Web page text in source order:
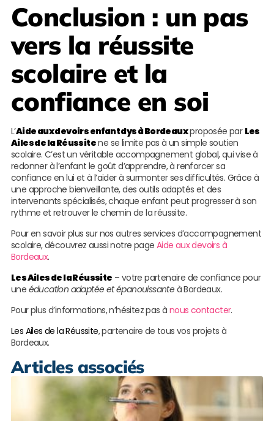
Conclusion : un pas
vers la réussite
scolaire et la
confiance en soi
L’Aide aux devoirs enfant dys à Bordeauxproposée par Les
Ailes de la Réussitene se limite pas à un simple soutien
scolaire. C’est un véritable accompagnement global, qui vise à
redonner à l’enfant le goût d’apprendre, à renforcer sa
confiance en lui et à l’aider à surmonter ses difficultés. Grâce à
une approche bienveillante, des outils adaptés et des
intervenants spécialisés, chaque enfant peut progresser à son
rythme et retrouver le chemin de la réussite.
Pour en savoir plus sur nos autres services d’accompagnement
scolaire, découvrez aussi notre page Aide aux devoirs à
Bordeaux.
Les Ailes de la Réussite – votre partenaire de confiance pour
une éducation adaptée et épanouissanteà Bordeaux.
Pour plus d’informations, n’hésitez pas à nous contacter.
Les Ailes de la Réussite, partenaire de tous vos projets à
Bordeaux.
Articles associés